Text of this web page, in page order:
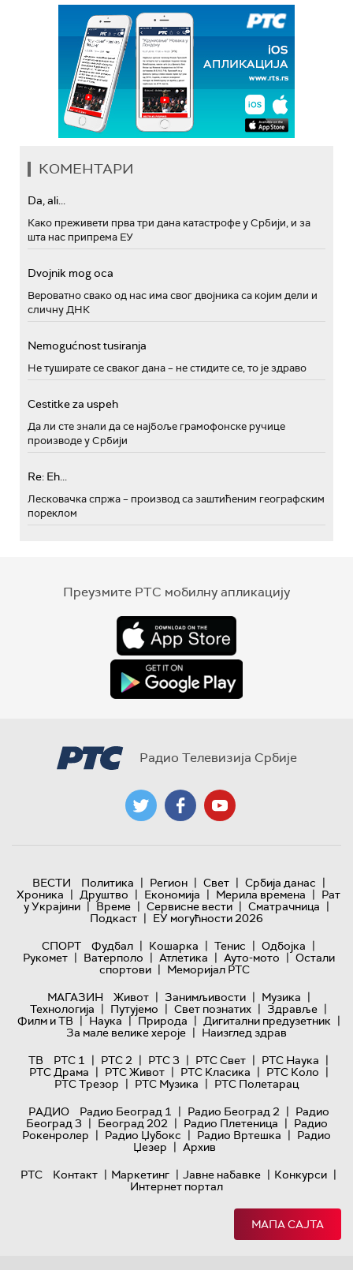
КОМЕНТАРИ
Da, ali...
Како преживети прва три дана катастрофе у Србији, и за
шта нас припрема ЕУ
Dvojnik mog oca
Вероватно свако од нас има свог двојника са којим дели и
сличну ДНК
Nemogućnost tusiranja
Не туширате се сваког дана – не стидите се, то је здраво
Cestitke za uspeh
Да ли сте знали да се најбоље грамофонске ручице
производе у Србији
Re: Eh...
Лесковачка спржа – производ са заштићеним географским
пореклом
Преузмите РТС мобилну апликацију
Радио Телевизија Србије
ВЕСТИ Политика | Регион | Свет | Србија данас |
Хроника | Друштво | Економија | Мерила времена | Рат
у Украјини | Време | Сервисне вести | Сматрачница |
Подкаст | ЕУ могућности 2026
СПОРТ
Фудбал | Кошарка | Тенис | Одбојка |
Рукомет | Ватерполо | Атлетика | Ауто-мото | Остали
спортови | Меморијал РТС
МАГАЗИН
Живот | Занимљивости | Музика |
Технологијa | Путујемо | Свет познатих | Здравље |
Филм и ТВ | Наука | Природа | Дигитални предузетник |
За мале велике хероје | Наизглед здрав
ТВ
РТС 1 | РТС 2 | РТС 3 | РТС Свет | РТС Наука |
РТС Драма | РТС Живот | РТС Класика | РТС Коло |
РТС Трезор | РТС Музика | РТС Полетарац
РАДИО
Радио Београд 1 | Радио Београд 2 | Радио
Београд 3 | Београд 202 | Радио Плетеница | Радио
Рокенролер | Радио Џубокс | Радио Вртешка | Радио
Џезер | Архив
РТС
Контакт | Маркетинг | Јавне набавке | Конкурси |
Интернет портал
МАПА САЈТА